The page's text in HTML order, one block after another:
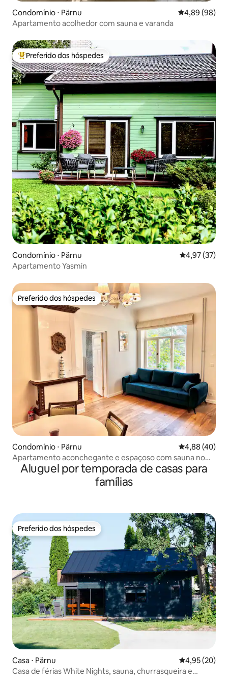
Condomínio ⋅ Pärnu 4,89 de uma
4,89 (98)
Apartamento acolhedor com sauna e varanda
Entre os melhores preferidos dos hóspedes
Preferido dos hóspedes
Condomínio ⋅ Pärnu 4,97 de uma
4,97 (37)
Apartamento Yasmin
Preferido dos hóspedes
Preferido dos hóspedes
Condomínio ⋅ Pärnu 4,88 de uma
4,88 (40)
Apartamento aconchegante e espaçoso com sauna no
centro de Pärnu
Aluguel por temporada de casas para
famílias
Preferido dos hóspedes
Preferido dos hóspedes
Casa ⋅ Pärnu 4,95 de uma
4,95 (20)
Casa de férias White Nights, sauna, churrasqueira e